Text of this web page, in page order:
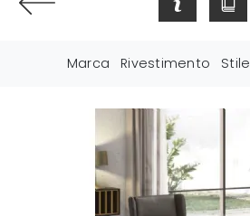
Marca Rivestimento Stile